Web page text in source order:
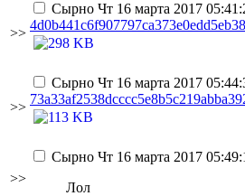
>>
Сырно Чт 16 марта 2017
>>
Сырно Чт 16 марта 2017
>>
Сырно Чт 16 марта 2017
Лол